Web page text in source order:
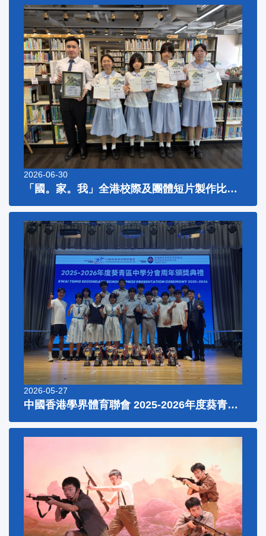
2026-06-30
「國。家。我」全港校際及團體短片製作比賽2026
2026-05-27
中國香港學界體育聯會 2025-2026年度葵青區中學分會周年頒獎典禮